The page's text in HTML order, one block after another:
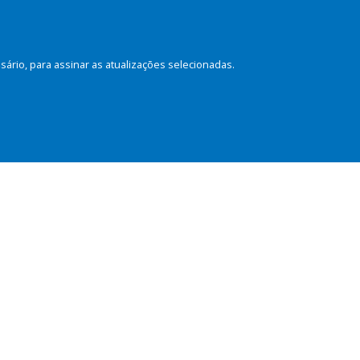
para assinar as atualizações selecionadas.